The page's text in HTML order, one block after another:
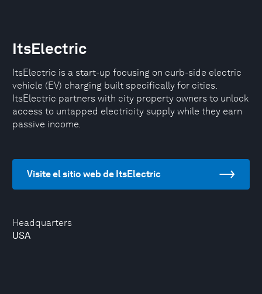
Headquarters
USA
ItsElectric
ItsElectric is a start-up focusing on curb-side electric
vehicle (EV) charging built specifically for cities.
ItsElectric partners with city property owners to unlock
access to untapped electricity supply while they earn
passive income.
Visite el sitio web de ItsElectric